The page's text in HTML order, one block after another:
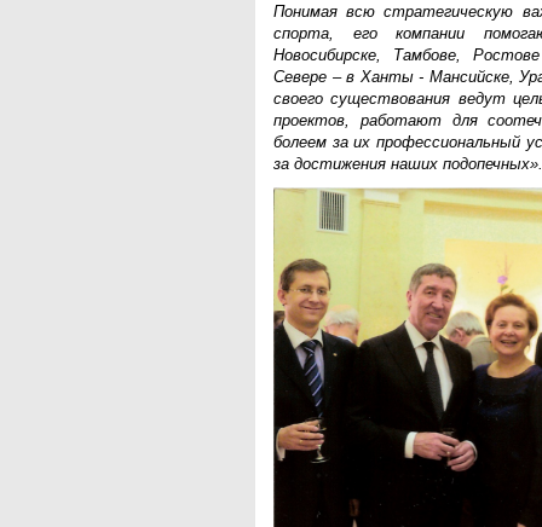
Понимая всю стратегическую
спорта, его компании
Новосибирске, Тамбове,
Севере – в Ханты - Мансийске,
своего существования ведут
проектов, работают для
болеем за их профессиональный
за достижения наших подопечных».